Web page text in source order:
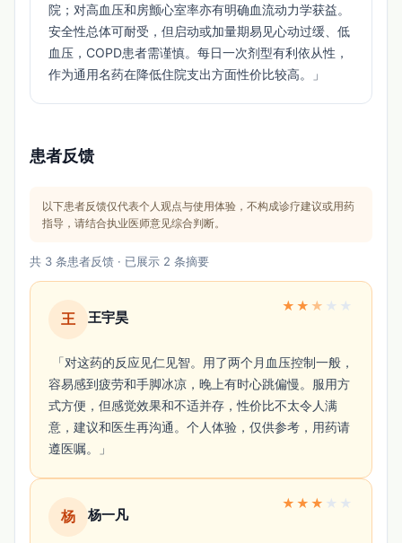
院；对高血压和房颤心室率亦有明确血流动力学获益。
安全性总体可耐受，但启动或加量期易见心动过缓、低
血压，COPD患者需谨慎。每日一次剂型有利依从性，
作为通用名药在降低住院支出方面性价比较高。」
患者反馈
以下患者反馈仅代表个人观点与使用体验，不构成诊疗建议或用药
指导，请结合执业医师意见综合判断。
共 3 条患者反馈 · 已展示 2 条摘要
王 王宇昊
★ ★ ★ ★ ★
容易感到疲劳和手脚冰凉，晚上有时心跳偏慢。服用方
式方便，但感觉效果和不适并存，性价比不太令人满
意，建议和医生再沟通。个人体验，仅供参考，用药请
遵医嘱。」
杨 杨一凡
★ ★ ★ ★ ★